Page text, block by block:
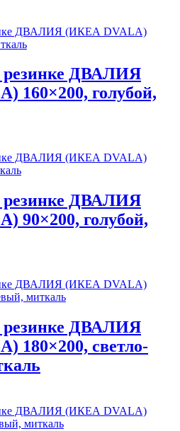
резинке ДВАЛИЯ
160×200, голубой,
резинке ДВАЛИЯ
90×200, голубой,
резинке ДВАЛИЯ
180×200, светло-